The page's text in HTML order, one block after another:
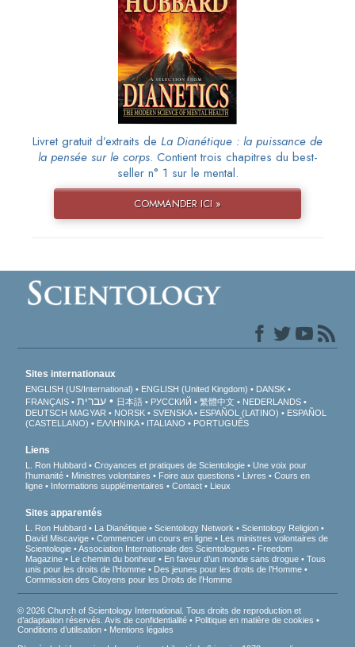
Livret gratuit d’extraits de La Dianétique : la puissance de
la pensée sur le corps. Contient trois chapitres du best-
seller n° 1 sur le mental.
COMMANDER ICI »
Sites internationaux
ENGLISH (US/International) ENGLISH (United Kingdom)
DANSK
FRANÇAIS
עברית 日本語 РУССКИЙ 繁體中文
NEDERLANDS
DEUTSCH MAGYAR NORSK SVENSKA ESPAÑOL (LATINO)
ESPAÑOL
(CASTELLANO)
ΕΛΛΗΝΙΚA ITALIANO PORTUGUÊS
Liens
L. Ron Hubbard Croyances et pratiques de Scientologie
Une voix pour
l’humanité
Ministres volontaires Foire aux questions Livres
Cours en
ligne
Informations supplémentaires Contact Lieux
Sites apparentés
L. Ron Hubbard La Dianétique Scientology Network
Scientology Religion
David Miscavige
Commencer un cours en ligne
Les ministres volontaires de
Scientologie
Association Internationale des Scientologues
Freedom
Magazine
Le chemin du bonheur En faveur d’un monde sans drogue
Tous
unis pour les droits de l’Homme
Des jeunes pour les droits de l’Homme
Commission des Citoyens pour les Droits de l’Homme
© 2026 Church of Scientology International. Tous droits de reproduction et
d’adaptation réservés.Avis de confidentialité • Politique en matière de cookies •
Conditions d’utilisation • Mentions légales